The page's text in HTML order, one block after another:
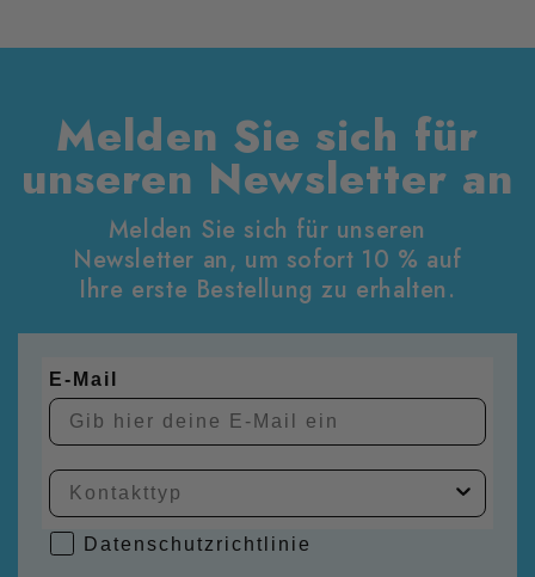
Melden Sie sich für
unseren Newsletter an
Melden Sie sich für unseren
Newsletter an, um sofort 10 % auf
Ihre erste Bestellung zu erhalten.
E-Mail
Datenschutzrichtlinie
Datenschutzrichtlinie